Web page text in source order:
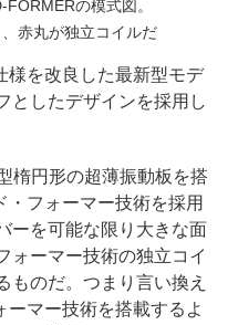
の模式図。
赤丸が独立コイルだ
様を改良した最新型モデ
としたデザインを採用し
楕円形の超薄振動板を搭
フォーマー技術を採用
ーを可能な限り大きな面
ォーマー技術の独立コイ
ものだ。つまり言い換え
ーマー技術を搭載するよ